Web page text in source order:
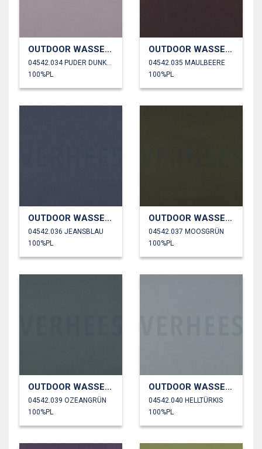
OUTDOOR WASSERDICHT
100%PL
OUTDOOR WASSERDICHT
04542.035 MAULBEERE
100%PL
OUTDOOR WASSERDICHT
04542.036 JEANSBLAU
100%PL
OUTDOOR WASSERDICHT
04542.037 MOOSGRÜN
100%PL
OUTDOOR WASSERDICHT
04542.039 OZEANGRÜN
100%PL
OUTDOOR WASSERDICHT
04542.040 HELLTÜRKIS
100%PL